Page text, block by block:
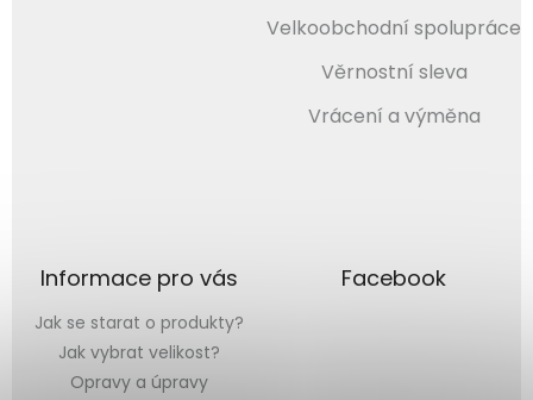
Velkoobchodní spolupráce
Věrnostní sleva
Vrácení a výměna
Informace pro vás
Jak se starat o produkty?
Jak vybrat velikost?
Opravy a úpravy
Facebook